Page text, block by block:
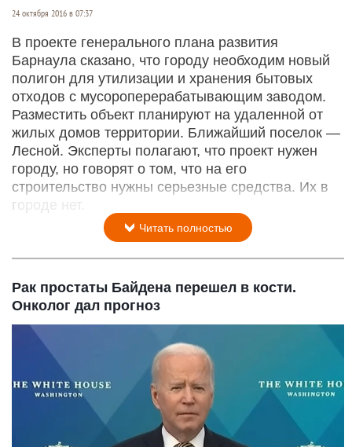
24 октября 2016 в 07:37
В проекте генерального плана развития
Барнаула сказано, что городу необходим новый
полигон для утилизации и хранения бытовых
отходов с мусороперерабатывающим заводом.
Разместить объект планируют на удаленной от
жилых домов территории. Ближайший поселок —
Лесной. Эксперты полагают, что проект нужен
городу, но говорят о том, что на его
строительство нужны серьезные средства. Их в
городе нет.
Читать полностью
Рак простаты Байдена перешел в кости.
Онколог дал прогноз